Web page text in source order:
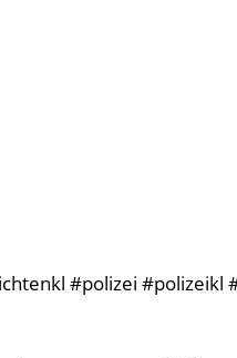
#polizei #polizeikl